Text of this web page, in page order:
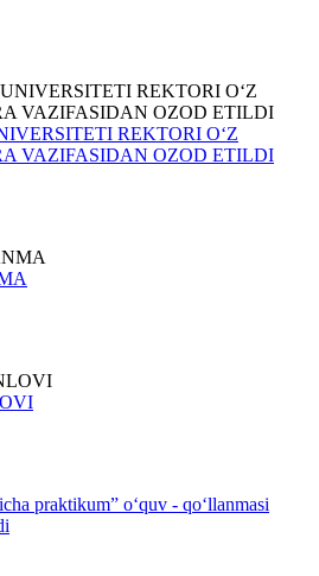
REKTORI O‘Z
VAZIFASIDAN OZOD ETILDI
praktikum” o‘quv - qo‘llanmasi